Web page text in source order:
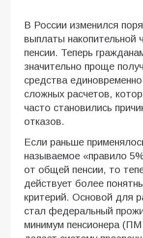
В России изменился
выплаты накопительной
пенсии. Теперь
значительно проще
средства
сложных расчетов,
часто становились
отказов.
Если раньше
называемое «правило
от общей пенсии, то
действует более
критерий. Основой для
стал федеральный
минимум пенсионера